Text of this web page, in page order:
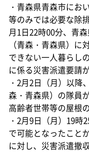
・青森県青森市にお
等のみでは必要な除
月1日22時00分、青
（青森・青森県）
できない一人暮らし
に係る災害派遣要請
・2月2日（月）以降
森・青森県）の隊員
高齢者世帯等の屋根
・2月9日（月）19
で可能となったこと
に対し、災害派遣撤